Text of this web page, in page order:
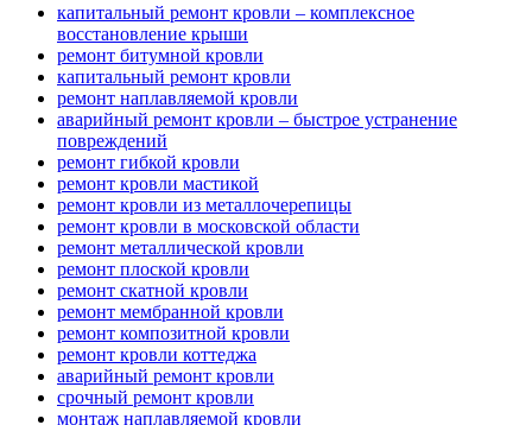
капитальный ремонт кровли – комплексное
восстановление крыши
ремонт битумной кровли
капитальный ремонт кровли
ремонт наплавляемой кровли
аварийный ремонт кровли – быстрое устранение
повреждений
ремонт гибкой кровли
ремонт кровли мастикой
ремонт кровли из металлочерепицы
ремонт кровли в московской области
ремонт металлической кровли
ремонт плоской кровли
ремонт скатной кровли
ремонт мембранной кровли
ремонт композитной кровли
ремонт кровли коттеджа
аварийный ремонт кровли
срочный ремонт кровли
монтаж наплавляемой кровли